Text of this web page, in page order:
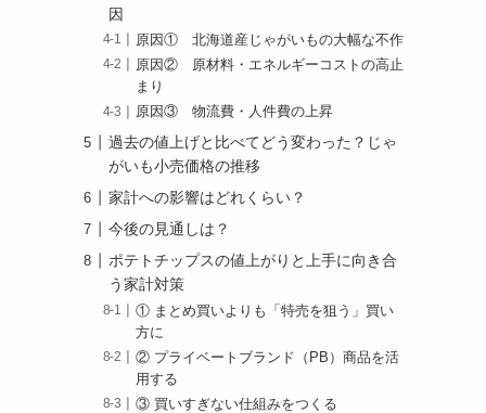
因
原因① 北海道産じゃがいもの大幅な不作
原因② 原材料・エネルギーコストの高止
まり
原因③ 物流費・人件費の上昇
過去の値上げと比べてどう変わった？じゃ
がいも小売価格の推移
家計への影響はどれくらい？
今後の見通しは？
ポテトチップスの値上がりと上手に向き合
う家計対策
① まとめ買いよりも「特売を狙う」買い
方に
② プライベートブランド（PB）商品を活
用する
③ 買いすぎない仕組みをつくる